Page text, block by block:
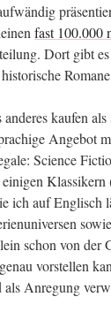
fast 100.000
Dort gibt
kau­fen
Ange­bot
Sci­ence
eini­gen
ich auf Eng­lisch
schon von der
vor­stel­len
Anre­gung